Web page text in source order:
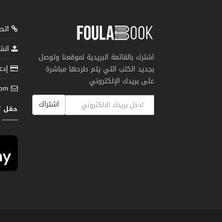
اشترك بالقائمة البريدية لموقعنا وتوصل
بجديد الكتب التي يتم طرحها مباشرة
على بريدك الإلكتروني
اشتراك
حمّل